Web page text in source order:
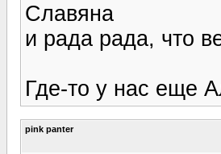
Славяна
и рада рада, что
Где-то у нас еще
pink panter